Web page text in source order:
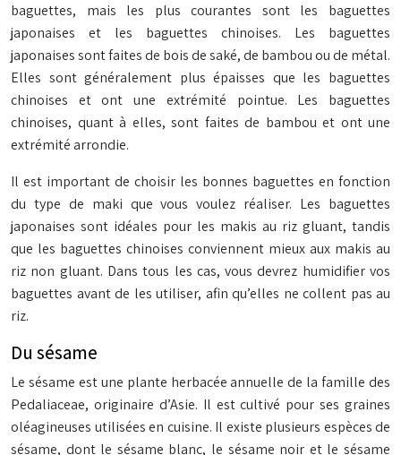
baguettes, mais les plus courantes sont les baguettes
japonaises et les baguettes chinoises. Les baguettes
japonaises sont faites de bois de saké, de bambou ou de métal.
Elles sont généralement plus épaisses que les baguettes
chinoises et ont une extrémité pointue. Les baguettes
chinoises, quant à elles, sont faites de bambou et ont une
extrémité arrondie.
Il est important de choisir les bonnes baguettes en fonction
du type de maki que vous voulez réaliser. Les baguettes
japonaises sont idéales pour les makis au riz gluant, tandis
que les baguettes chinoises conviennent mieux aux makis au
riz non gluant. Dans tous les cas, vous devrez humidifier vos
baguettes avant de les utiliser, afin qu’elles ne collent pas au
riz.
Du sésame
Le sésame est une plante herbacée annuelle de la famille des
Pedaliaceae, originaire d’Asie. Il est cultivé pour ses graines
oléagineuses utilisées en cuisine. Il existe plusieurs espèces de
sésame, dont le sésame blanc, le sésame noir et le sésame